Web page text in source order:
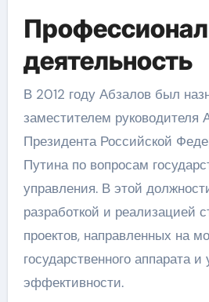
деятельность
В 2012 году Абзалов был
заместителем руководителя
Президента Российской
Путина по вопросам
управления. В этой
разработкой и реализацией
проектов, направленных на
государственного аппарата
эффективности.